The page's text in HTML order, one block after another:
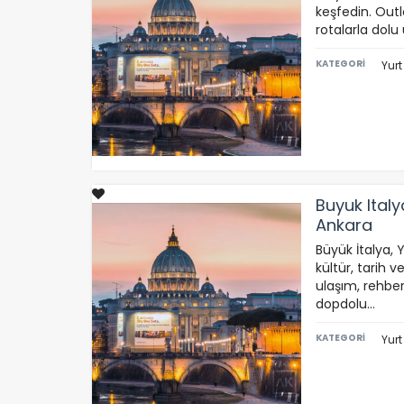
keşfedin.
rotalarla dolu
KATEGORİ Yurt
Buyuk
Ankara
Büyük İtalya,
kültür, tarih
ulaşım,
dopdolu…
KATEGORİ Yurt